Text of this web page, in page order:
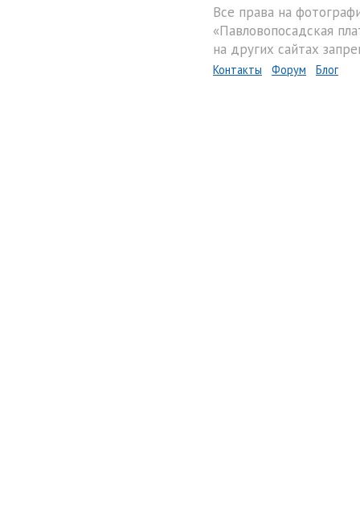
Все права на
«Павловопосадская
на других сайтах
Контакты Форум Блог